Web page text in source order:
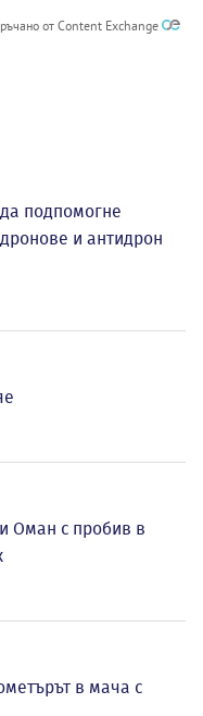
от Content Exchange
подпомогне
и антидрон
Оман с пробив в
в мача с